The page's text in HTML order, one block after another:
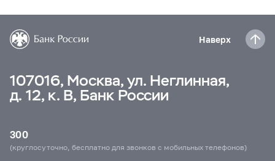
Наверх
107016, Москва, ул. Неглинная,
д. 12, к. В, Банк России
300
(круглосуточно, бесплатно для звонков с мобильных телефонов)